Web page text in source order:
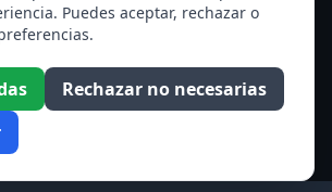
Puedes aceptar, rechazar o
Rechazar no necesarias
Febrero
Abril